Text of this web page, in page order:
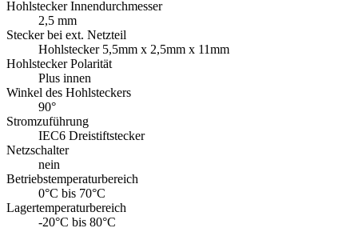
Lagertemperaturbereich
-20°C bis 80°C
Luftfeuchtigkeit (Betrieb)
20% bis 80% (nicht kondensierend)
Luftfeuchtigkeit (Lager)
10% bis 90% (nicht kondensierend)
Breite
47 mm
Höhe
30 mm
Tiefe
110 mm
Herzfrequenz
50 - 60 Hz
Zertifizierungen Externes Netzteil
VI